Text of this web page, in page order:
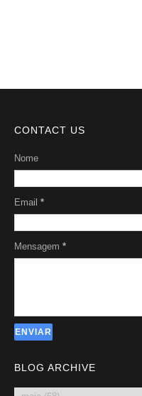
CONTACT US
Nome
Email *
Mensagem *
BLOG ARCHIVE